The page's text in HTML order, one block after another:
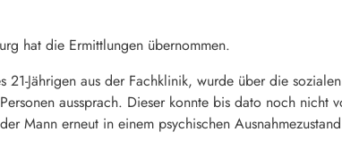
hat die Ermittlungen übernommen.
Jährigen aus der Fachklinik, wurde über die
aussprach. Dieser konnte bis dato noch nicht
Mann erneut in einem psychischen